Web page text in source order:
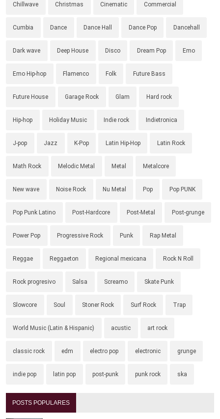
Chillwave Christmas Cinematic Commercial
Cumbia Dance Dance Hall Dance Pop Dancehall
Dark wave Deep House Disco Dream Pop Emo
Emo Hip-hop Flamenco Folk Future Bass
Future House Garage Rock Glam Hard rock
Hip-hop Holiday Music Indie rock Indietronica
J-pop Jazz K-Pop Latin Hip-Hop Latin Rock
Math Rock Melodic Metal Metal Metalcore
New wave Noise Rock Nu Metal Pop Pop PUNK
Pop Punk Latino Post-Hardcore Post-Metal Post-grunge
Power Pop Progressive Rock Punk Rap Metal
Reggae Reggaeton Regional mexicana Rock N Roll
Rock progresivo Salsa Screamo Skate Punk
Slowcore Soul Stoner Rock Surf Rock Trap
World Music (Latin & Hispanic) acustic art rock
classic rock edm electro pop electronic grunge
indie pop latin pop post-punk punk rock ska
POSTS POPULARES